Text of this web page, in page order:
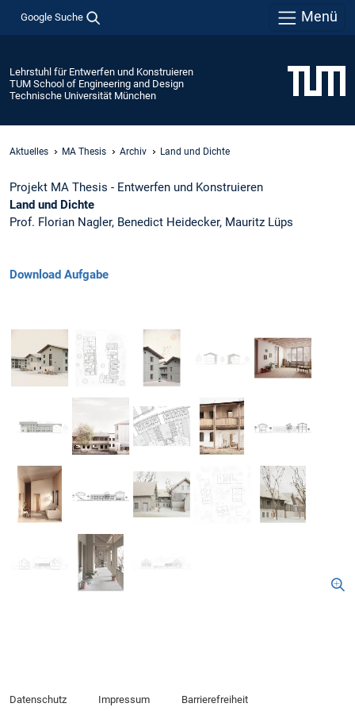
Google Suche Menü
Lehrstuhl für Entwerfen und Konstruieren
TUM School of Engineering and Design
Technische Universität München
Aktuelles MA Thesis Archiv Land und Dichte
Projekt MA Thesis - Entwerfen und Konstruieren
Land und Dichte
Prof. Florian Nagler, Benedict Heidecker, Mauritz Lüps
Download Aufgabe
Datenschutz Impressum Barrierefreiheit